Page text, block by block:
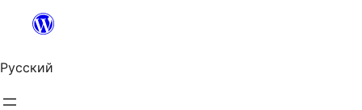
Перейти
содержимому
Русский